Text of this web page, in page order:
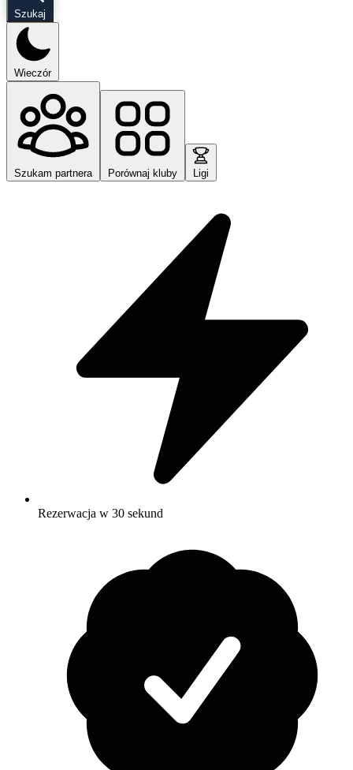
Szukaj
Wieczór
Szukam partnera Porównaj kluby Ligi
Rezerwacja w 30 sekund